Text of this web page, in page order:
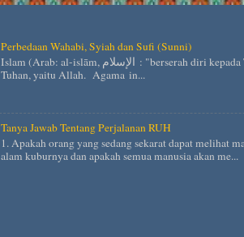
Perbedaan Wahabi, Syiah dan Sufi (Sunni)
Islam (Arab: al-islām, الإسلام : "berserah diri kepada Tuhan") adalah agama yang mengimani satu
Tuhan, yaitu Allah. Agama in...
Tanya Jawab Tentang Perjalanan RUH
1. Apakah orang yang sedang sekarat dapat melihat
alam kuburnya dan apakah semua manusia akan me...